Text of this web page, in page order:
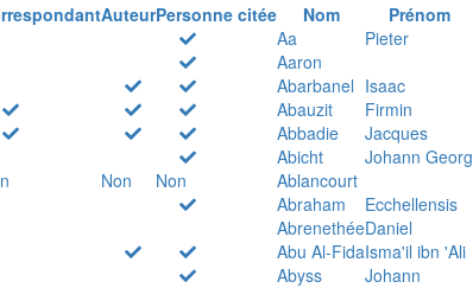
AuteurPersonne citée Nom
Prénom
Aa
Pieter
Aaron
Abarbanel Isaac
Abauzit
Firmin
Abbadie
Jacques
Abicht
Johann Georg
Non Non
Ablancourt
Abraham
Ecchellensis
AbrenethéeDaniel
Abu Al-FidaIsma'il ibn 'Ali
Abyss
Johann